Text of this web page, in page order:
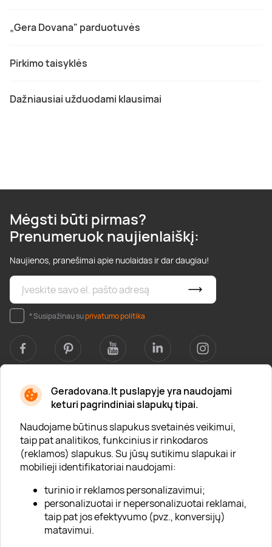
Geradovana.lt puslapyje yra naudojami
keturi pagrindiniai slapukų tipai.
Naudojame būtinus slapukus svetainės veikimui,
taip pat analitikos, funkcinius ir rinkodaros
(reklamos) slapukus. Su jūsų sutikimu slapukai ir
mobilieji identifikatoriai naudojami:
turinio ir reklamos personalizavimui;
personalizuotai ir nepersonalizuotai reklamai,
taip pat jos efektyvumo (pvz., konversijų)
matavimui.
„Gera Dovana" parduotuvės
Pirkimo taisyklės
Dažniausiai užduodami klausimai
Mėgsti būti pirmas?
Prenumeruok naujienlaiškį:
Naujienos, pranešimai apie nuolaidas ir dar daugiau!
* Susipažinau suprivatumo politika
Apie mus
Apie „Gera Dovana“
Lojalumo klubas
Karjera
Visi partneriai
Kontaktai
Tinklaraštis